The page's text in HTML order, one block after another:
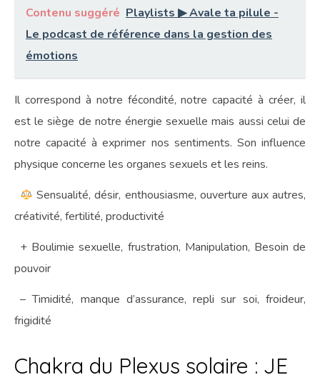
Contenu suggéré Playlists ▶︎ Avale ta pilule -
Le podcast de référence dans la gestion des
émotions
Il correspond à notre fécondité, notre capacité à créer, il
est le siège de notre énergie sexuelle mais aussi celui de
notre capacité à exprimer nos sentiments. Son influence
physique concerne les organes sexuels et les reins.
Sensualité, désir, enthousiasme, ouverture aux autres,
créativité, fertilité, productivité
+ Boulimie sexuelle, frustration, Manipulation, Besoin de
pouvoir
– Timidité, manque d’assurance, repli sur soi, froideur,
frigidité
Chakra du Plexus solaire : JE